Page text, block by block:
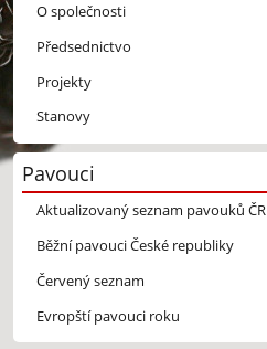
O společnosti
Předsednictvo
Projekty
Stanovy
Pavouci
Aktualizovaný seznam pavouků ČR
Běžní pavouci České republiky
Červený seznam
Evropští pavouci roku